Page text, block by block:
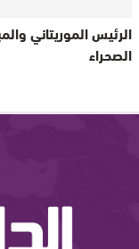
الرئيس الموريتاني
الصحراء